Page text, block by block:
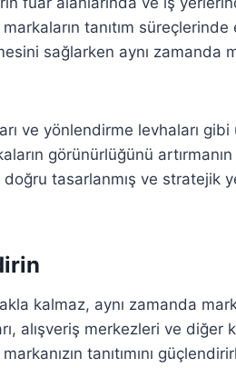
tanıtım
sağlarken aynı zamanda
ve yönlendirme levhaları
görünürlüğünü
tasarlanmış ve stratejik
kalmaz, aynı zamanda
alışveriş merkezleri ve diğer
tanıtımını